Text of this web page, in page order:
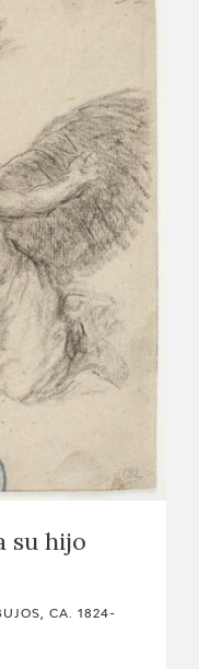
su hijo
CA. 1824-